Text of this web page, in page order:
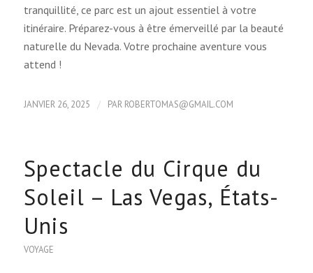
tranquillité, ce parc est un ajout essentiel à votre
itinéraire. Préparez-vous à être émerveillé par la beauté
naturelle du Nevada. Votre prochaine aventure vous
attend !
JANVIER 26, 2025 / PAR ROBERTOMAS@GMAIL.COM
Spectacle du Cirque du
Soleil – Las Vegas, États-
Unis
VOYAGE